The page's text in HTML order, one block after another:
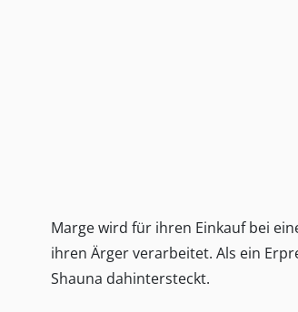
Marge wird für ihren Einkauf bei
ihren Ärger verarbeitet. Als ein
Shauna dahintersteckt.